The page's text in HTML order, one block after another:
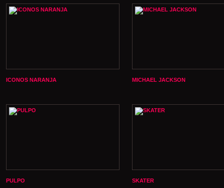
ICONOS NARANJA MICHAEL JACKSON
PULPO SKATER